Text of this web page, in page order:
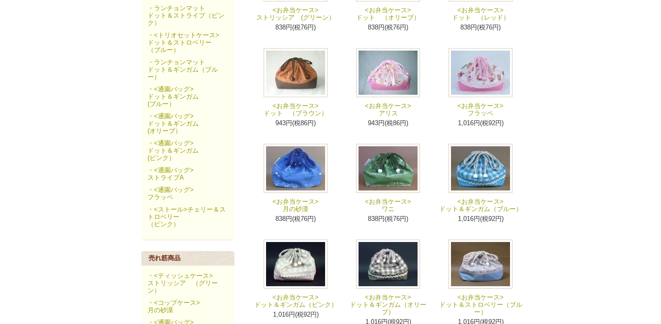
・ランチョンマット
ドット＆ストライプ（ピン
ク）
・<トリオセットケース>
ドット＆ストロベリー
（ブルー）
・ランチョンマット
ドット＆ギンガム（ブル
ー）
・<通園バッグ>
ドット＆ギンガム
(ブルー）
・<通園バッグ>
ドット＆ギンガム
(オリーブ）
・<通園バッグ>
ドット＆ギンガム
(ピンク）
・<通園バッグ>
ストライプA
・<通園バッグ>
フラッペ
・<ストール>チェリー＆ス
トロベリー
（ピンク）
売れ筋商品
・<ティッシュケース>
ストリッシア （グリー
ン）
・<コップケース>
月の砂漠
・<通園バッグ>
<お弁当ケース>
ストリッシア (グリーン）
838円(税76円)
<お弁当ケース>
ドット （オリーブ）
838円(税76円)
<お弁当ケース>
ドット （レッド）
838円(税76円)
<お弁当ケース>
ドット （ブラウン）
943円(税86円)
<お弁当ケース>
アリス
943円(税86円)
<お弁当ケース>
フラッペ
1,016円(税92円)
<お弁当ケース>
月の砂漠
838円(税76円)
<お弁当ケース>
ワニ
838円(税76円)
<お弁当ケース>
ドット＆ギンガム（ブルー）
1,016円(税92円)
<お弁当ケース>
ドット＆ギンガム（ピンク）
1,016円(税92円)
<お弁当ケース>
ドット＆ギンガム（オリー
ブ）
1,016円(税92円)
<お弁当ケース>
ドット＆ストロベリー（ブル
ー）
1,016円(税92円)